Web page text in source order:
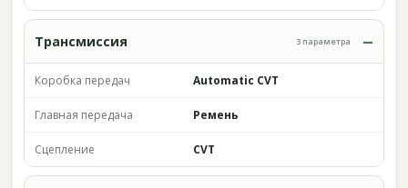
Трансмиссия 3 параметра
Коробка передач Automatic CVT
Главная передача Ремень
Сцепление CVT